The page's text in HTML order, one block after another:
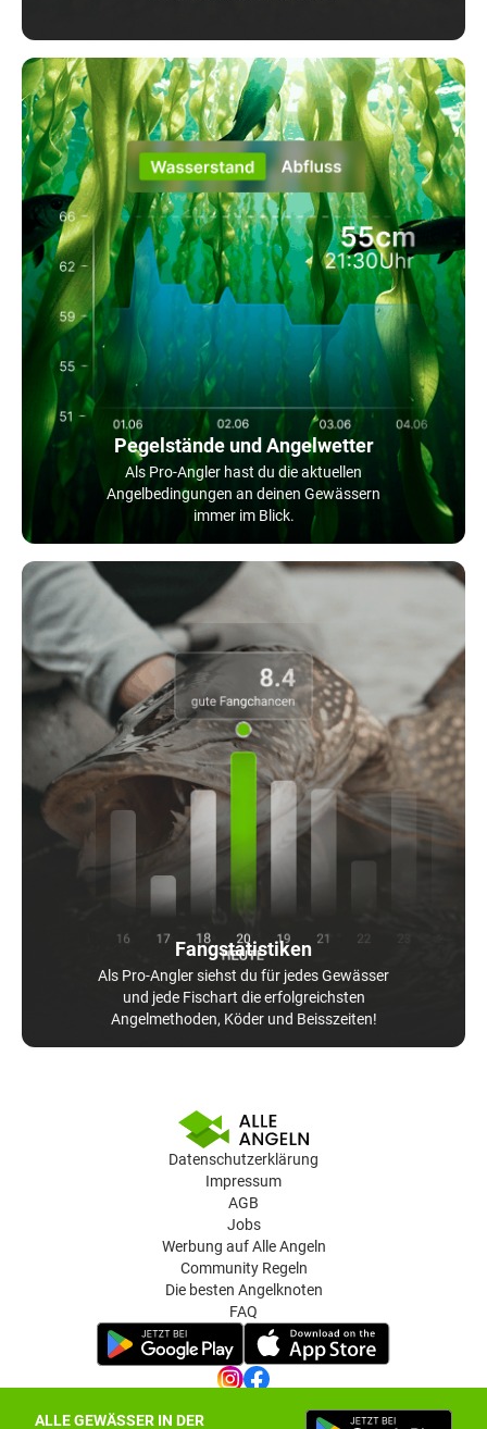
ALLE GEWÄSSER IN DER
Pegelstände und Angelwetter
Als Pro-Angler hast du die aktuellen
Angelbedingungen an deinen Gewässern
immer im Blick.
Fangstatistiken
Als Pro-Angler siehst du für jedes Gewässer
und jede Fischart die erfolgreichsten
Angelmethoden, Köder und Beisszeiten!
Datenschutzerklärung
Impressum
AGB
Jobs
Werbung auf Alle Angeln
Community Regeln
Die besten Angelknoten
FAQ